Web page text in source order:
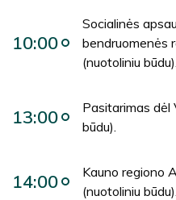
10:00
Socialinės
bendruomenės
(nuotoliniu būdu).
13:00
Pasitarimas dėl
būdu).
14:00
Kauno regiono
(nuotoliniu būdu).